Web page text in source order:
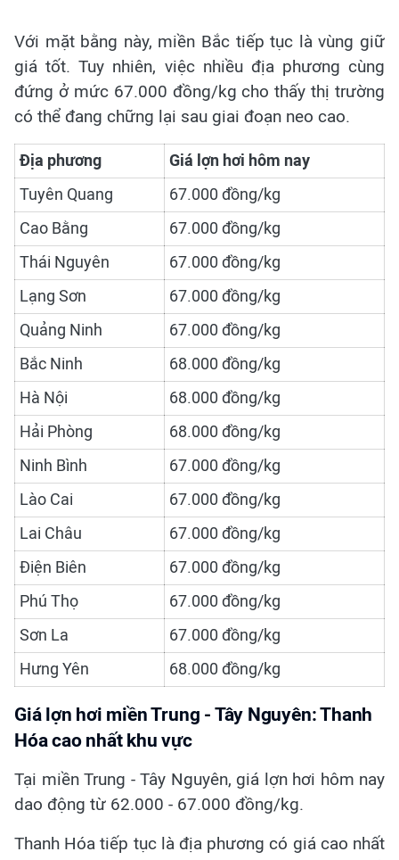
Với mặt bằng này, miền Bắc tiếp tục là vùng giữ
giá tốt. Tuy nhiên, việc nhiều địa phương cùng
đứng ở mức 67.000 đồng/kg cho thấy thị trường
có thể đang chững lại sau giai đoạn neo cao.
Địa phương
Giá lợn hơi hôm nay
Tuyên Quang
67.000 đồng/kg
Cao Bằng
67.000 đồng/kg
Thái Nguyên
67.000 đồng/kg
Lạng Sơn
67.000 đồng/kg
Quảng Ninh
67.000 đồng/kg
Bắc Ninh
68.000 đồng/kg
Hà Nội
68.000 đồng/kg
Hải Phòng
68.000 đồng/kg
Ninh Bình
67.000 đồng/kg
Lào Cai
67.000 đồng/kg
Lai Châu
67.000 đồng/kg
Điện Biên
67.000 đồng/kg
Phú Thọ
67.000 đồng/kg
Sơn La
67.000 đồng/kg
Hưng Yên
68.000 đồng/kg
Giá lợn hơi miền Trung - Tây Nguyên: Thanh
Hóa cao nhất khu vực
Tại miền Trung - Tây Nguyên, giá lợn hơi hôm nay
dao động từ 62.000 - 67.000 đồng/kg.
Thanh Hóa tiếp tục là địa phương có giá cao nhất